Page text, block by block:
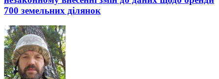
700 земельних ділянок